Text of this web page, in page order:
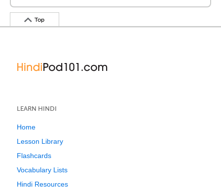
Top
LEARN HINDI
Home
Lesson Library
Flashcards
Vocabulary Lists
Hindi Resources